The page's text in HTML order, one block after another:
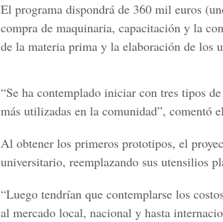
El programa dispondrá de 360 mil euros
compra de maquinaria, capacitación y la
de la materia prima y la elaboración de los
“Se ha contemplado iniciar con tres tipos
más utilizadas en la comunidad”, comentó
Al obtener los primeros prototipos, el
universitario, reemplazando sus utensilios
“Luego tendrían que contemplarse los
al mercado local, nacional y hasta